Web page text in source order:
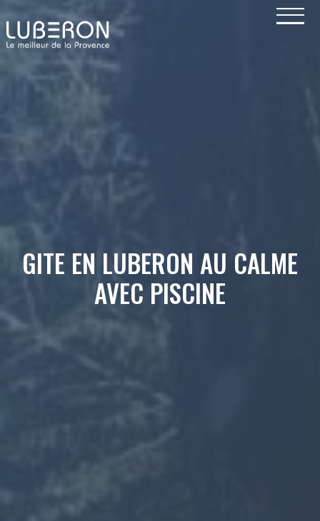
GITE EN LUBERON AU CALME
AVEC PISCINE